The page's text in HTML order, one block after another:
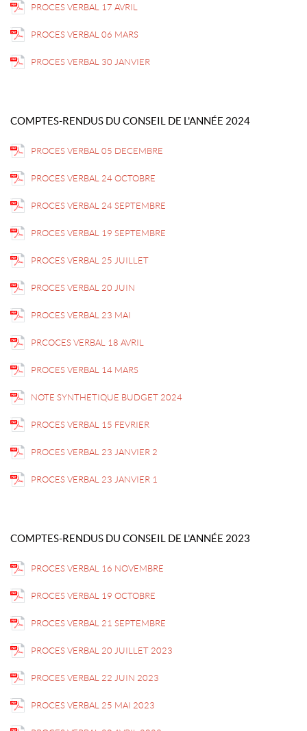
PROCES VERBAL 17 AVRIL
PROCES VERBAL 06 MARS
PROCES VERBAL 30 JANVIER
COMPTES-RENDUS DU CONSEIL DE L'ANNÉE 2024
PROCES VERBAL 05 DECEMBRE
PROCES VERBAL 24 OCTOBRE
PROCES VERBAL 24 SEPTEMBRE
PROCES VERBAL 19 SEPTEMBRE
PROCES VERBAL 25 JUILLET
PROCES VERBAL 20 JUIN
PROCES VERBAL 23 MAI
PRCOCES VERBAL 18 AVRIL
PROCES VERBAL 14 MARS
NOTE SYNTHETIQUE BUDGET 2024
PROCES VERBAL 15 FEVRIER
PROCES VERBAL 23 JANVIER 2
PROCES VERBAL 23 JANVIER 1
COMPTES-RENDUS DU CONSEIL DE L'ANNÉE 2023
PROCES VERBAL 16 NOVEMBRE
PROCES VERBAL 19 OCTOBRE
PROCES VERBAL 21 SEPTEMBRE
PROCES VERBAL 20 JUILLET 2023
PROCES VERBAL 22 JUIN 2023
PROCES VERBAL 25 MAI 2023